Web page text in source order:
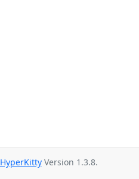
HyperKittyVersion 1.3.8.